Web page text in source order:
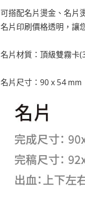
可搭配名片燙金、名片
名片印刷價格透明，讓
名片材質：頂級雙霧卡
名片尺寸：90 x 54 mm